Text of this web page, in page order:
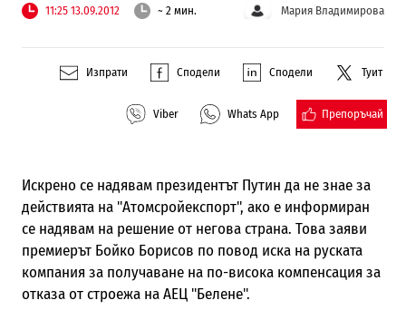
11:25 13.09.2012 ~ 2 мин. Мария Владимирова
Изпрати Сподели Сподели Туит
Viber Whats App Препоръчай
Искрено се надявам президентът Путин да не знае за
действията на "Атомсройекспорт", ако е информиран
се надявам на решение от негова страна. Това заяви
премиерът Бойко Борисов по повод иска на руската
компания за получаване на по-висока компенсация за
отказа от строежа на АЕЦ "Белене".